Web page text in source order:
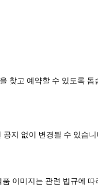
찾고 예약할 수 있도록
지 없이 변경될 수 있습
이미지는 관련 법규에